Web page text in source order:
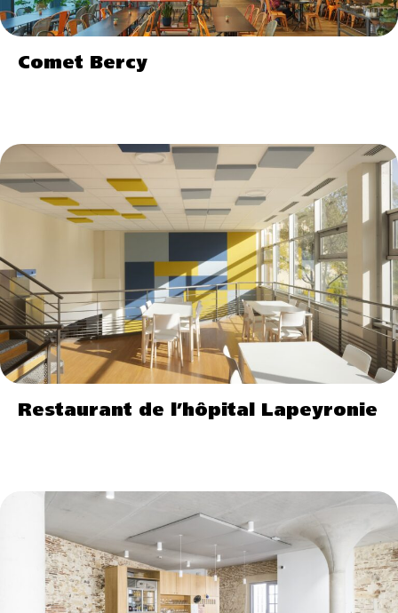
Comet Bercy
Restaurant de l’hôpital Lapeyronie